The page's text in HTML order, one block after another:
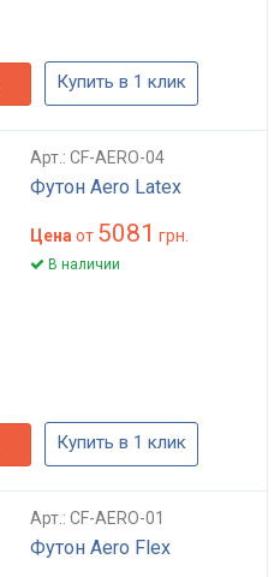
Купить в 1 клик
Арт.: CF-AERO-04
Футон Aero Latex
Цена от 5081 грн.
В наличии
Купить в 1 клик
Арт.: CF-AERO-01
Футон Aero Flex